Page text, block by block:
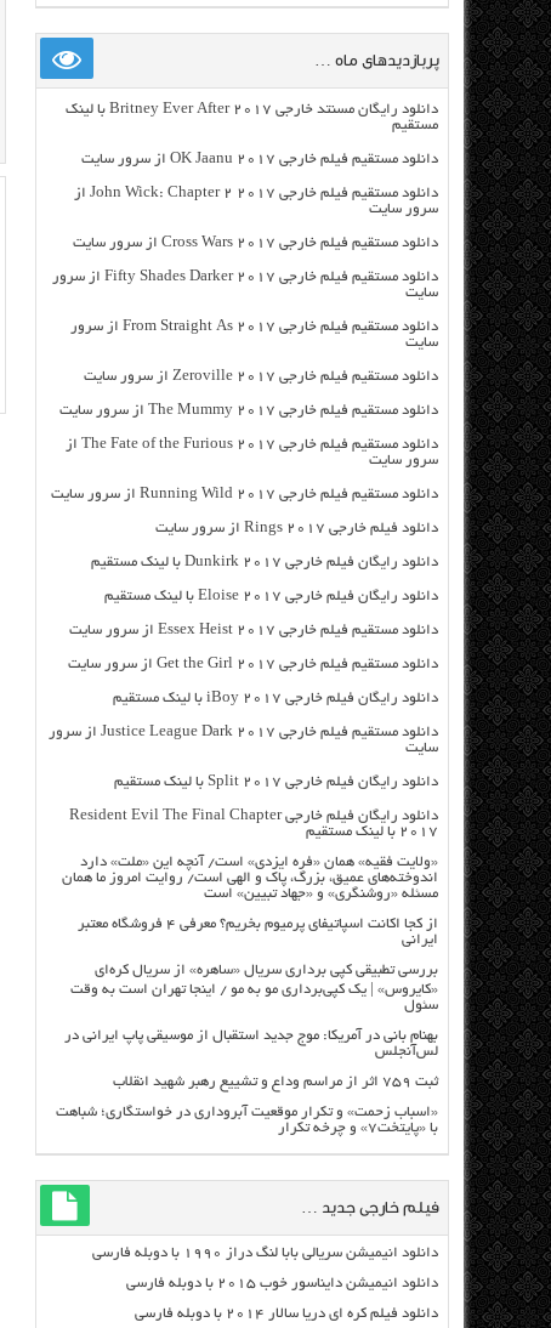
پربازدیدهای ماه …
دانلود رایگان مسنتد خارجی Britney Ever After 2017 با لینک
مستقیم
دانلود مستقیم فیلم خارجی OK Jaanu 2017 از سرور سایت
دانلود مستقیم فیلم خارجی John Wick: Chapter 2 2017 از
سرور سایت
دانلود مستقیم فیلم خارجی Cross Wars 2017 از سرور سایت
دانلود مستقیم فیلم خارجی Fifty Shades Darker 2017 از سرور
سایت
دانلود مستقیم فیلم خارجی From Straight As 2017 از سرور
سایت
دانلود مستقیم فیلم خارجی Zeroville 2017 از سرور سایت
دانلود مستقیم فیلم خارجی The Mummy 2017 از سرور سایت
دانلود مستقیم فیلم خارجی The Fate of the Furious 2017 از
سرور سایت
دانلود مستقیم فیلم خارجی Running Wild 2017 از سرور سایت
دانلود فیلم خارجی Rings 2017 از سرور سایت
دانلود رایگان فیلم خارجی Dunkirk 2017 با لینک مستقیم
دانلود رایگان فیلم خارجی Eloise 2017 با لینک مستقیم
دانلود مستقیم فیلم خارجی Essex Heist 2017 از سرور سایت
دانلود مستقیم فیلم خارجی Get the Girl 2017 از سرور سایت
دانلود رایگان فیلم خارجی iBoy 2017 با لینک مستقیم
دانلود مستقیم فیلم خارجی Justice League Dark 2017 از سرور
سایت
دانلود رایگان فیلم خارجی Split 2017 با لینک مستقیم
دانلود رایگان فیلم خارجی Resident Evil The Final Chapter
2017 با لینک مستقیم
«ولایت فقیه» همان «فره ایزدی» است/ آنچه این «ملت» دارد
اندوخته‌های عمیق، بزرگ، پاک و الهی است/ روایت امروز ما همان
مسئله «روشنگری» و «جهاد تبیین» است
از کجا اکانت اسپاتیفای پرمیوم بخریم؟ معرفی ۴ فروشگاه معتبر
ایرانی
بررسی تطبیقی کپی برداری سریال «ساهره» از سریال کره‌ای
«کایروس» | یک کپی‌برداری مو به مو / اینجا تهران است به وقت
سئول
بهنام بانی در آمریکا: موج جدید استقبال از موسیقی پاپ ایرانی در
لس‌آنجلس
ثبت ۷۵۹ اثر از مراسم وداع و تشییع رهبر شهید انقلاب
«اسباب زحمت» و تکرار موقعیت آبروداری در خواستگاری؛ شباهت
با «پایتخت۷» و چرخه تکرار
فیلم خارجی جدید …
دانلود انیمیشن سریالی بابا لنگ دراز ۱۹۹۰ با دوبله فارسی
دانلود انیمیشن دایناسور خوب ۲۰۱۵ با دوبله فارسی
دانلود فیلم کره ای دریا سالار ۲۰۱۴ با دوبله فارسی